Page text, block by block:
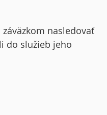
nasledovať
do služieb jeho